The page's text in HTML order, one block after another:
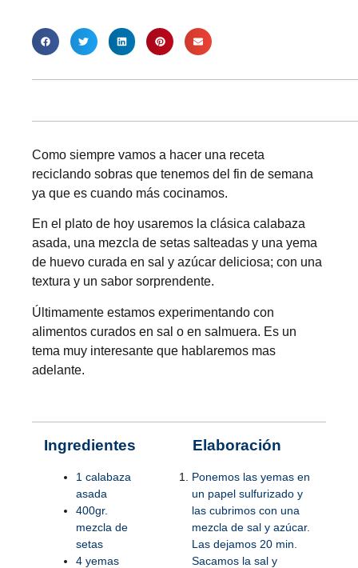
Como siempre vamos a hacer una receta
reciclando sobras que tenemos del fin de semana
ya que es cuando más cocinamos.
En el plato de hoy usaremos la clásica calabaza
asada, una mezcla de setas salteadas y una yema
de huevo curada en sal y azúcar deliciosa; con una
textura y un sabor sorprendente.
Últimamente estamos experimentando con
alimentos curados en sal o en salmuera. Es un
tema muy interesante que hablaremos mas
adelante.
Ingredientes
1 calabaza
asada
400gr.
mezcla de
setas
4 yemas
Elaboración
Ponemos las yemas en
un papel sulfurizado y
las cubrimos con una
mezcla de sal y azúcar.
Las dejamos 20 min.
Sacamos la sal y